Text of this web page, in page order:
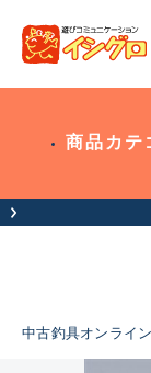
商品カテ
中古釣具オンライ